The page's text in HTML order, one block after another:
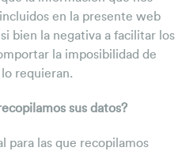
en la presente web
bien la negativa a facilitar los
la imposibilidad de
requieran.
sus datos?
para las que recopilamos